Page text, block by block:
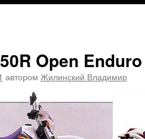
Open Enduro
автором Жилинский Владимир